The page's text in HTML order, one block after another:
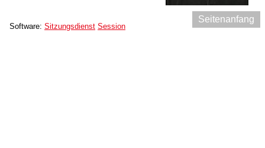
Seitenanfang
Software: Sitzungsdienst Session